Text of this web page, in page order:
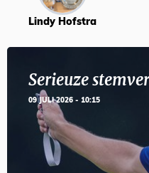
Lindy Hofstra
Serieuze
09 JULI 2026 - 10:15